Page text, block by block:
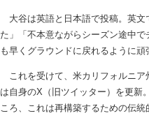
大谷は英語と日本語で投稿。英文
た」「不本意ながらシーズン途中
も早くグラウンドに戻れるように頑
これを受けて、米カリフォルニア
は自身のX（旧ツイッター）を更新
ころ、これは再構築するための伝